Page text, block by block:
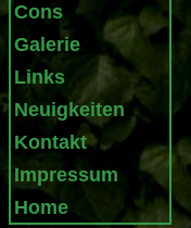
Cons
Galerie
Links
Neuigkeiten
Kontakt
Impressum
Home